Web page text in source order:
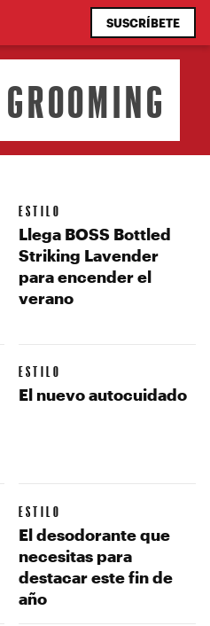
SUSCRÍBETE
GROOMING
ESTILO
Llega BOSS Bottled
Striking Lavender
para encender el
verano
ESTILO
El nuevo autocuidado
ESTILO
El desodorante que
necesitas para
destacar este fin de
año